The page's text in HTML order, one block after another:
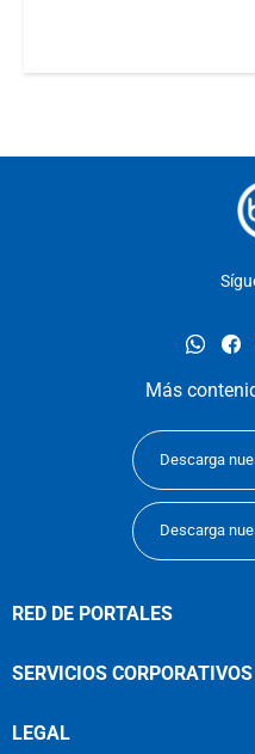
Más
Descarga
Descarga
RED DE PORTALES
SERVICIOS CORPORATIVOS
LEGAL